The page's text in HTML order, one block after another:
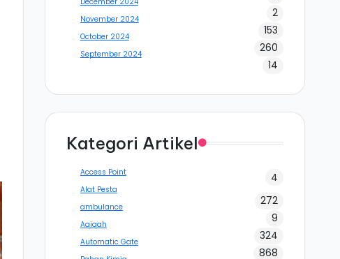
2
November 2024
153
October 2024
260
September 2024
14
Kategori Artikel
Access Point 4
Alat Pesta
272
ambulance
9
Aqiqah
324
Automatic Gate
868